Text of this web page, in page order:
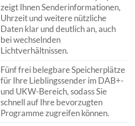
zeigt Ihnen Senderinformationen,
Uhrzeit und weitere nützliche
Daten klar und deutlich an, auch
bei wechselnden
Lichtverhältnissen.
Fünf frei belegbare Speicherplätze
für Ihre Lieblingssender im DAB+-
und UKW-Bereich, sodass Sie
schnell auf Ihre bevorzugten
Programme zugreifen können.